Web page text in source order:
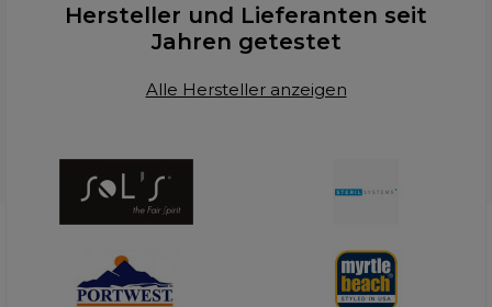
Hersteller und Lieferanten seit
Jahren getestet
Alle Hersteller anzeigen